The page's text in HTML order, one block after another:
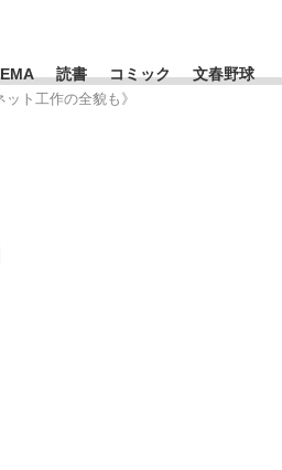
解散」WBC日本代表“敗戦”の真実 選
棋、読む将棋
読書 コミック 文春野球
有紀
ト工作の全貌も》